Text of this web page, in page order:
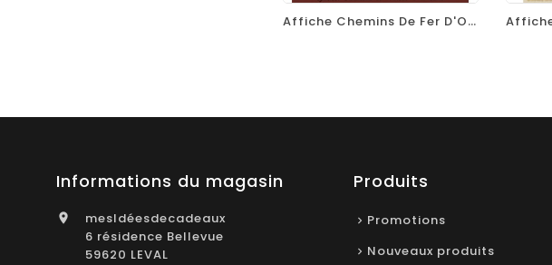
Affiche Chemins De Fer D'Orléans - Visitez L'Anjou
Informations du magasin

mesIdéesdecadeaux
6 résidence Bellevue
59620 LEVAL
Produits
Promotions
Nouveaux produits